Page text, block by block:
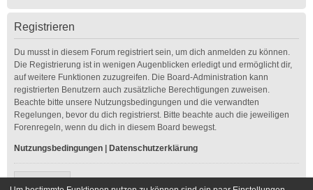
Registrieren
Du musst in diesem Forum registriert sein, um dich anmelden zu können.
Die Registrierung ist in wenigen Augenblicken erledigt und ermöglicht dir,
auf weitere Funktionen zuzugreifen. Die Board-Administration kann
registrierten Benutzern auch zusätzliche Berechtigungen zuweisen.
Beachte bitte unsere Nutzungsbedingungen und die verwandten
Regelungen, bevor du dich registrierst. Bitte beachte auch die jeweiligen
Forenregeln, wenn du dich in diesem Board bewegst.
Nutzungsbedingungen Datenschutzerklärung